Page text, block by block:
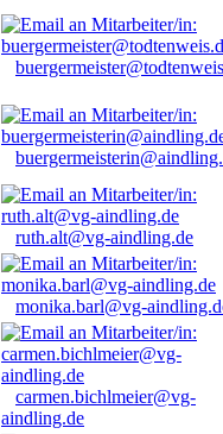
ruth.alt@vg-aindling.de
monika.barl@vg-
carmen.bichlmeier@vg-
aindling.de